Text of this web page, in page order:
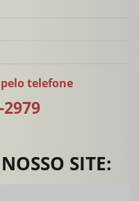
telefone
SITE: